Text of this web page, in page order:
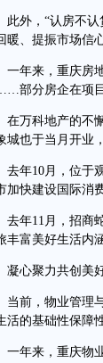
，“认房不认贷
暖、提振市场信
来，重庆房地
部分房企在项目
科地产的不懈
城也于当月开业
10月，位于观
加快建设国际消
11月，招商蛇
丰富美好生活内
心聚力共创美
，物业管理与
活的基础性保障
来，重庆物业